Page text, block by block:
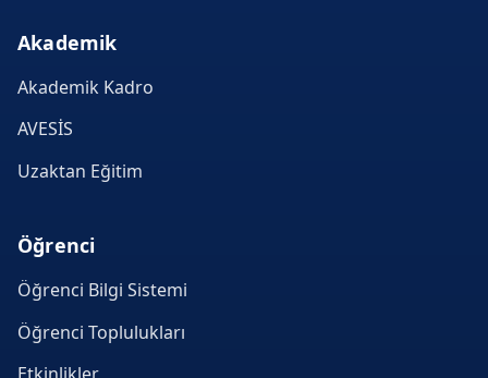
Akademik
Akademik Kadro
AVESİS
Uzaktan Eğitim
Öğrenci
Öğrenci Bilgi Sistemi
Öğrenci Toplulukları